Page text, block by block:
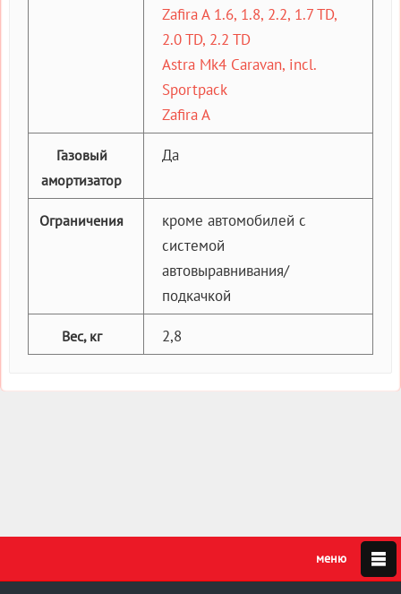
Zafira A 1.6, 1.8, 2.2, 1.7 TD,
2.0 TD, 2.2 TD
Astra Mk4 Caravan, incl.
Sportpack
Zafira A
Газовый
амортизатор
Да
Ограничения
кроме автомобилей с
системой
автовыравнивания/
подкачкой
Вес, кг 2,8